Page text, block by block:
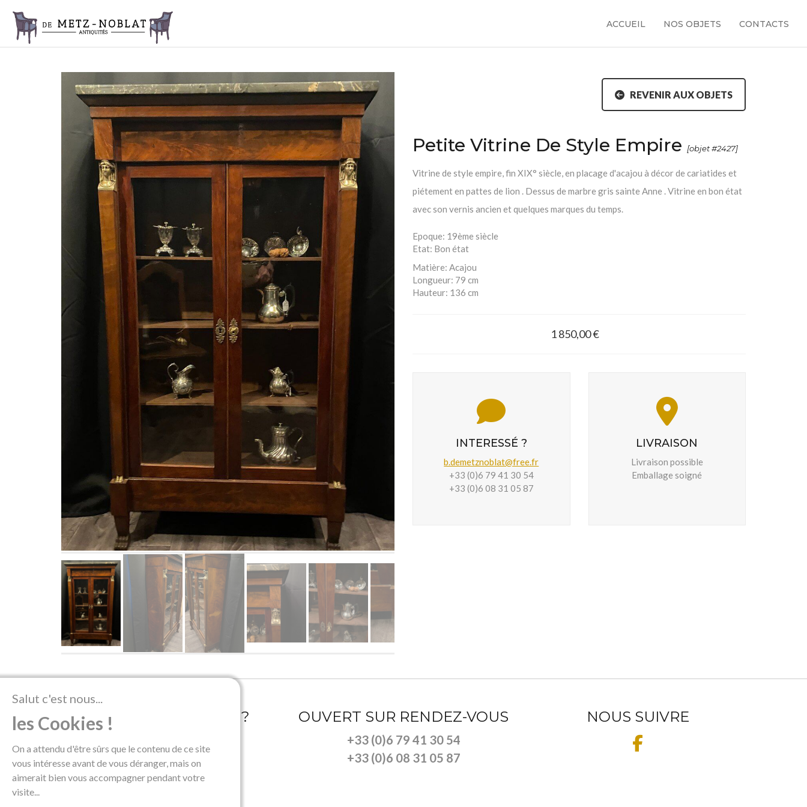
ACCUEIL NOS OBJETS CONTACTS
REVENIR AUX OBJETS
Petite Vitrine De Style Empire [objet #2427]
Vitrine de style empire, fin XIX° siècle, en placage d'acajou à décor de cariatides et
piétement en pattes de lion . Dessus de marbre gris sainte Anne . Vitrine en bon état
avec son vernis ancien et quelques marques du temps.
Epoque: 19ème siècle
Etat: Bon état
Matière: Acajou
Longueur: 79 cm
Hauteur: 136 cm
1 850,00 €
INTERESSÉ ?
b.demetznoblat@free.fr
+33 (0)6 79 41 30 54
+33 (0)6 08 31 05 87
LIVRAISON
Livraison possible
Emballage soigné
OÙ NOUS TROUVER ?
54000 Nancy
FRANCE
OUVERT SUR RENDEZ-VOUS
+33 (0)6 79 41 30 54
+33 (0)6 08 31 05 87
NOUS SUIVRE
Salut c'est nous...
les Cookies !
On a attendu d'être sûrs que le contenu de ce site
vous intéresse avant de vous déranger, mais on
aimerait bien vous accompagner pendant votre
visite...